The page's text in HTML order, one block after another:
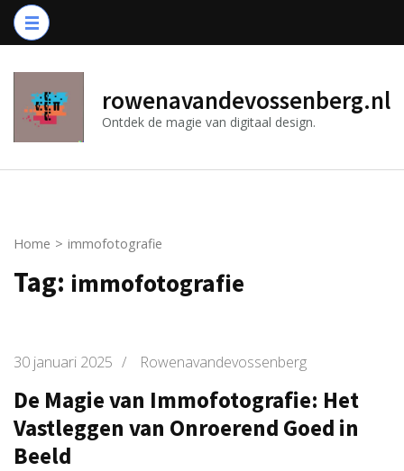
Ga
naar
(druk
Enter)
rowenavandevossenberg.nl
Ontdek de magie van digitaal design.
Home > immofotografie
Tag: immofotografie
30 januari 2025 / Rowenavandevossenberg
De Magie van Immofotografie: Het
Vastleggen van Onroerend Goed in
Beeld